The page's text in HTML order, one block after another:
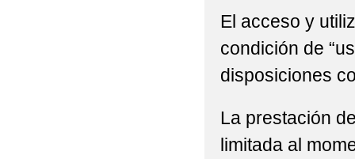
El acceso y
condición de
disposiciones
La prestación
limitada al